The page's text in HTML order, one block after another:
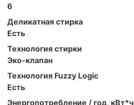
6
Деликатная стирка
Есть
Технология стирки
Эко-клапан
Технология Fuzzy Logic
Есть
Энергопотребление / год, кВт*ч